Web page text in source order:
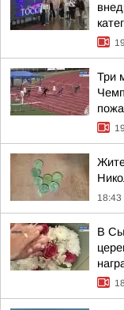
Три
18:43
В